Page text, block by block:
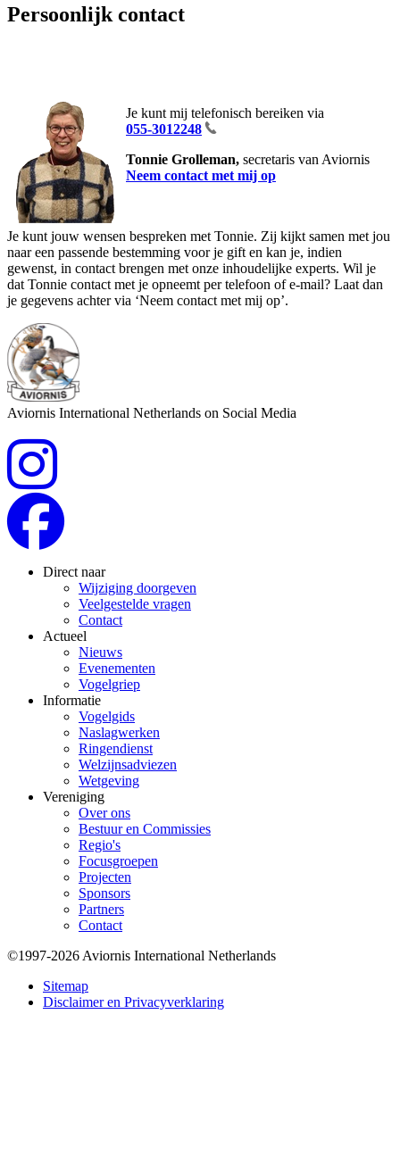
Persoonlijk contact
Je kunt mij telefonisch bereiken via
055-3012248
Tonnie Grolleman, secretaris van Aviornis
Neem contact met mij op
Je kunt jouw wensen bespreken met Tonnie. Zij kijkt samen met jou
naar een passende bestemming voor je gift en kan je, indien
gewenst, in contact brengen met onze inhoudelijke experts. Wil je
dat Tonnie contact met je opneemt per telefoon of e-mail? Laat dan
je gegevens achter via ‘Neem contact met mij op’.
Aviornis International Netherlands on Social Media
Direct naar
Wijziging doorgeven
Veelgestelde vragen
Contact
Actueel
Nieuws
Evenementen
Vogelgriep
Informatie
Vogelgids
Naslagwerken
Ringendienst
Welzijnsadviezen
Wetgeving
Vereniging
Over ons
Bestuur en Commissies
Regio's
Focusgroepen
Projecten
Sponsors
Partners
Contact
Bottom
©1997-2026 Aviornis International Netherlands
Sitemap
Disclaimer en Privacyverklaring